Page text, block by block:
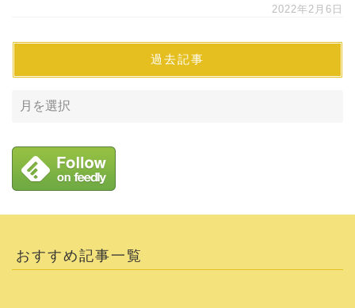
2022年2月6日
過去記事
おすすめ記事一覧